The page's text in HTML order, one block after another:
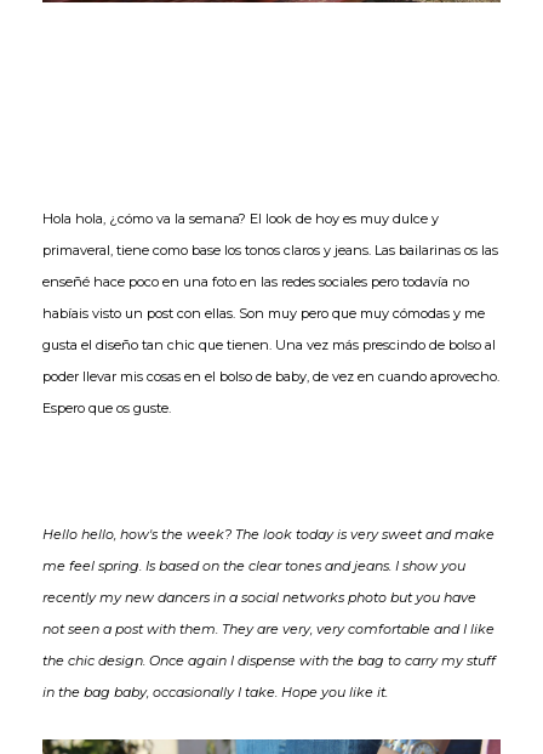
Hola hola, ¿cómo va la semana? El look de hoy es muy dulce y
primaveral, tiene como base los tonos claros y jeans. Las bailarinas os las
enseñé hace poco en una foto en las redes sociales pero todavía no
habíais visto un post con ellas. Son muy pero que muy cómodas y me
gusta el diseño tan chic que tienen. Una vez más prescindo de bolso al
poder llevar mis cosas en el bolso de baby, de vez en cuando aprovecho.
Espero que os guste.
Hello hello, how's the week? The look today is very sweet and make
me feel spring. Is based on the clear tones and jeans. I show you
recently my new dancers in a social networks photo but you have
not seen a post with them. They are very, very comfortable and I like
the chic design. Once again I dispense with the bag to carry my stuff
in the bag baby, occasionally I take. Hope you like it.